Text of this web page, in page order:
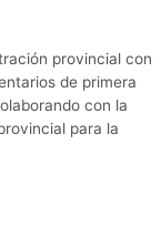
provincial con
de primera
con la
para la